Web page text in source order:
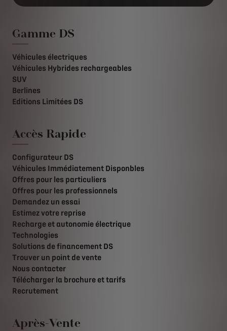
Gamme DS
Véhicules électriques
Véhicules Hybrides rechargeables
SUV
Berlines
Editions Limitées DS
Accès Rapide
Configurateur DS
Véhicules Immédiatement Disponbles
Offres pour les particuliers
Offres pour les professionnels
Demandez un essai
Estimez votre reprise
Recharge et autonomie électrique
Technologies
Solutions de financement DS
Trouver un point de vente
Nous contacter
Télécharger la brochure et tarifs
Recrutement
Après-Vente